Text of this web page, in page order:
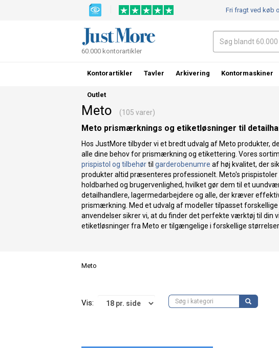
Meto (105 varer)
Meto prismærknings og etiketløsninger til
Hos JustMore tilbyder vi et bredt udvalg af Meto produkter,
alle dine behov for prismærkning og etikettering. Vores
prispistol og tilbehørtil garderobenumre af høj kvalitet, der
produkter altid præsenteres professionelt. Meto's
holdbarhed og brugervenlighed, hvilket gør dem til et
detailhandlere, lagermedarbejdere og alle, der kræver
prismærkning. Med et udvalg af modeller tilpasset forskellige
anvendelser sikrer vi, at du finder det perfekte værktøj til din
etiketløsninger fra Meto er tilgængelige i forskellige
Meto
Vis:
Fri fragt ved køb
60.000 kontorartikler
Kontorartikler Tavler Arkivering Kontormaskiner
Outlet